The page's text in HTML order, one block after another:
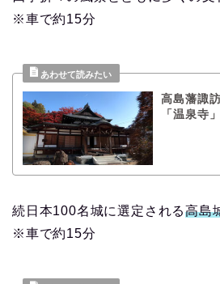
※車で約15分
高島藩諏
「温泉寺」
続日本100名城に選定される高島
※車で約15分